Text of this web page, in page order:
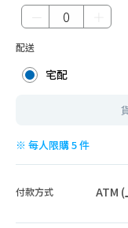
插座、延長線
辦公家電
智能家電
配送
宅配
※ 每人限購 5 件
付款方式 ATM